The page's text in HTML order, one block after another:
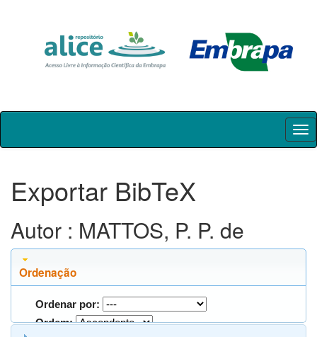
Skip
Exportar BibTeX
Autor : MATTOS, P. P. de
Ordenação
Ordenar por:
Ordem: